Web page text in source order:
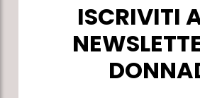
ISCRIVITI